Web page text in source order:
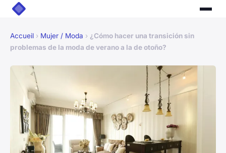
Accueil › Mujer / Moda › ¿Cómo hacer una transición sin
problemas de la moda de verano a la de otoño?